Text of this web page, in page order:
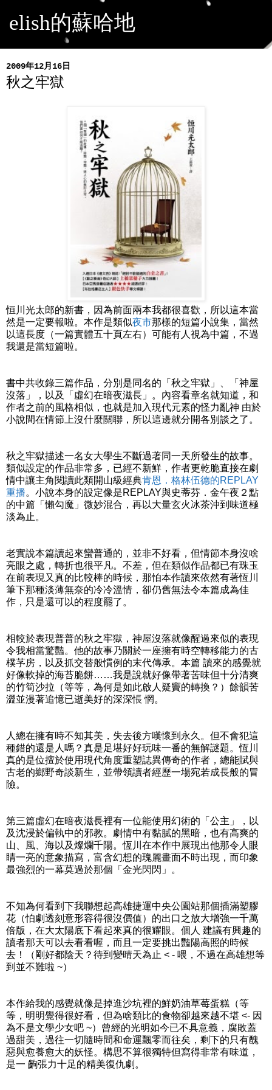
elish的蘇哈地
2009年12月16日
秋之牢獄
恒川光太郎的新書，因為前面兩本我都很喜歡，所以這本當
然是一定要報啦。本作是類似夜市那樣的短篇小說集，當然
以這長度（一篇實體五十頁左右）可能有人視為中篇，不過
我還是當短篇啦。
書中共收錄三篇作品，分別是同名的「秋之牢獄」、「神屋
沒落」，以及「虛幻在暗夜滋長」。內容看章名就知道，和
作者之前的風格相似，也就是加入現代元素的怪力亂神 由於
小說間在情節上沒什麼關聯，所以這邊就分開各別談之了。
秋之牢獄描述一名女大學生不斷過著同一天所發生的故事。
類似設定的作品非常多，已經不新鮮，作者更乾脆直接在劇
情中讓主角閱讀此類開山級經典肯恩．格林伍德的REPLAY
重播。小說本身的設定像是REPLAY與史蒂芬．金午夜２點
的中篇「懶勾魔」微妙混合，再以大量玄火冰茶沖到味道極
淡為止。
老實說本篇讀起來蠻普通的，並非不好看，但情節本身沒啥
亮眼之處，轉折也很平凡。不差，但在類似作品都已有珠玉
在前表現又真的比較棒的時候，那怕本作讀來依然有著恆川
筆下那種淡薄無奈的冷冷溫情，卻仍舊無法令本篇成為佳
作，只是還可以的程度罷了。
相較於表現普普的秋之牢獄，神屋沒落就像醒過來似的表現
令我相當驚豔。他的故事乃關於一座擁有時空轉移能力的古
樸芧房，以及抓交替般慣例的末代傳承。本篇 讀來的感覺就
好像軟掉的海苔脆餅……我是說就好像帶著苦味但十分清爽
的竹筍沙拉（等等，為何是如此啟人疑竇的轉換？）餘韻苦
澀並漫著追憶已逝美好的深深悵 惘。
人總在擁有時不知其美，失去後方嘆懷到永久。但不會犯這
種錯的還是人嗎？真是足堪好好玩味一番的無解謎題。恆川
真的是位擅於使用現代角度重塑誌異傳奇的作者，總能賦與
古老的鄉野奇談新生，並帶領讀者經歷一場宛若成長般的冒
險。
第三篇虛幻在暗夜滋長裡有一位能使用幻術的「公主」，以
及沈浸於偏執中的邪教。劇情中有黏膩的黑暗，也有高爽的
山、風、海以及燦爛千陽。恆川在本作中展現出他那令人眼
睛一亮的意象描寫，富含幻想的瑰麗畫面不時出現，而印象
最強烈的一幕莫過於那個「金光閃閃」。
不知為何看到下我聯想起高雄捷運中央公園站那個插滿塑膠
花（怕劇透刻意形容得很沒價值）的出口之放大增強一千萬
倍版，在大太陽底下看起來真的很耀眼。個人 建議有興趣的
讀者那天可以去看看喔，而且一定要挑出豔陽高照的時候
去！（剛好都陰天？待到變晴天為止 < - 喂，不過在高雄想等
到並不難啦 ~）
本作給我的感覺就像是掉進沙坑裡的鮮奶油草莓蛋糕（等
等，明明覺得很好看，但為啥類比的食物卻越來越不堪 <- 因
為不是文學少女吧 ~）曾經的光明如今已不具意義，腐敗蓋
過甜美，過往一切隨時間和命運飄零而往矣，剩下的只有醜
惡與愈養愈大的妖怪。構思不算很獨特但寫得非常有味道，
是一 齣張力十足的精美復仇劇。